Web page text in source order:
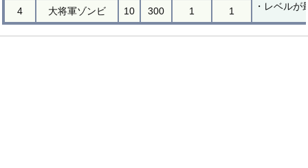
・レベルが
4 大将軍ゾンビ 10 300 1 1